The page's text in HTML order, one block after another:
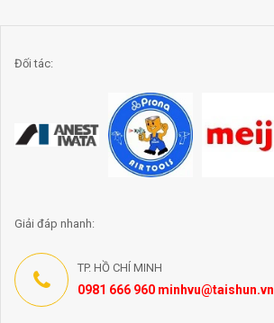
Đối tác:
Giải đáp nhanh:
TP. HỒ CHÍ MINH
0981 666 960 minhvu@taishun.vn